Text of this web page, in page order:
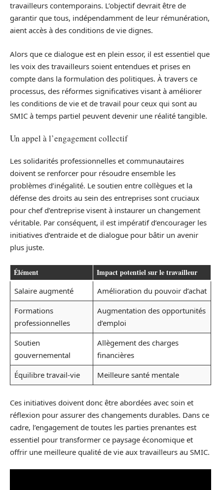
travailleurs contemporains. L’objectif devrait être de
garantir que tous, indépendamment de leur rémunération,
aient accès à des conditions de vie dignes.
Alors que ce dialogue est en plein essor, il est essentiel que
les voix des travailleurs soient entendues et prises en
compte dans la formulation des politiques. À travers ce
processus, des réformes significatives visant à améliorer
les conditions de vie et de travail pour ceux qui sont au
SMIC à temps partiel peuvent devenir une réalité tangible.
Un appel à l’engagement collectif
Les solidarités professionnelles et communautaires
doivent se renforcer pour résoudre ensemble les
problèmes d’inégalité. Le soutien entre collègues et la
défense des droits au sein des entreprises sont cruciaux
pour chef d’entreprise visent à instaurer un changement
véritable. Par conséquent, il est impératif d’encourager les
initiatives d’entraide et de dialogue pour bâtir un avenir
plus juste.
Élément Impact potentiel sur le travailleur
Salaire augmenté
Amélioration du pouvoir d’achat
Formations
professionnelles
Augmentation des opportunités
d’emploi
Soutien
gouvernemental
Allègement des charges
financières
Équilibre travail-vie
Meilleure santé mentale
Ces initiatives doivent donc être abordées avec soin et
réflexion pour assurer des changements durables. Dans ce
cadre, l’engagement de toutes les parties prenantes est
essentiel pour transformer ce paysage économique et
offrir une meilleure qualité de vie aux travailleurs au SMIC.